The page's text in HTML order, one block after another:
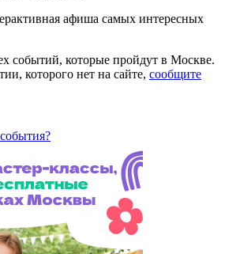
афиша самых интересных
событий, которые пройдут в Москве.
которого нет на сайте, сообщите